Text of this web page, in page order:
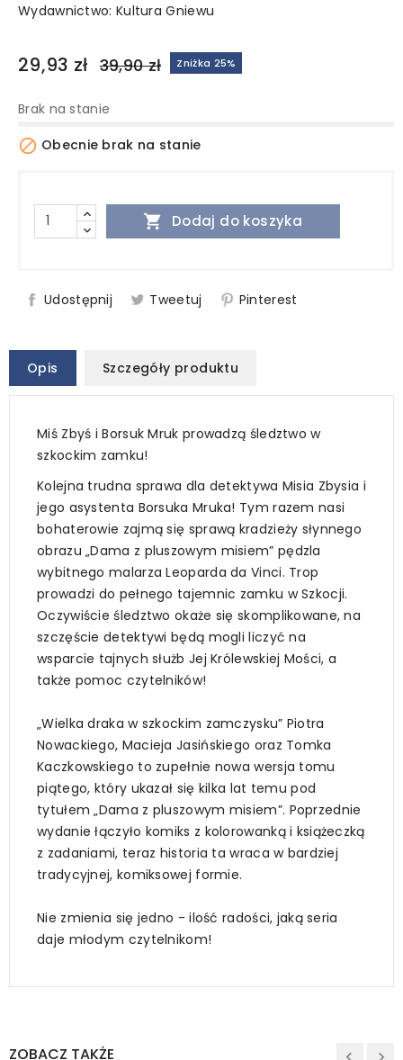
Wydawnictwo: Kultura Gniewu
29,93 zł 39,90 zł Zniżka 25%
Brak na stanie
 Obecnie brak na stanie
 Dodaj do koszyka
Udostępnij Tweetuj Pinterest
Opis Szczegóły produktu
Miś Zbyś i Borsuk Mruk prowadzą śledztwo w
szkockim zamku!
Kolejna trudna sprawa dla detektywa Misia Zbysia i
jego asystenta Borsuka Mruka! Tym razem nasi
bohaterowie zajmą się sprawą kradzieży słynnego
obrazu „Dama z pluszowym misiem” pędzla
wybitnego malarza Leoparda da Vinci. Trop
prowadzi do pełnego tajemnic zamku w Szkocji.
Oczywiście śledztwo okaże się skomplikowane, na
szczęście detektywi będą mogli liczyć na
wsparcie tajnych służb Jej Królewskiej Mości, a
także pomoc czytelników!
„Wielka draka w szkockim zamczysku” Piotra
Nowackiego, Macieja Jasińskiego oraz Tomka
Kaczkowskiego to zupełnie nowa wersja tomu
piątego, który ukazał się kilka lat temu pod
tytułem „Dama z pluszowym misiem”. Poprzednie
wydanie łączyło komiks z kolorowanką i książeczką
z zadaniami, teraz historia ta wraca w bardziej
tradycyjnej, komiksowej formie.
Nie zmienia się jedno - ilość radości, jaką seria
daje młodym czytelnikom!
ZOBACZ TAKŻE